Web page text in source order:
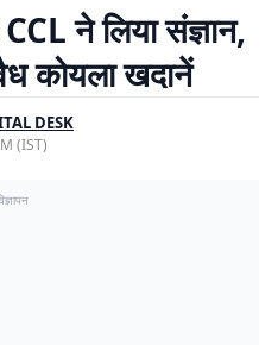
ने लिया संज्ञान,
कोयला खदानें
DESK
(IST)